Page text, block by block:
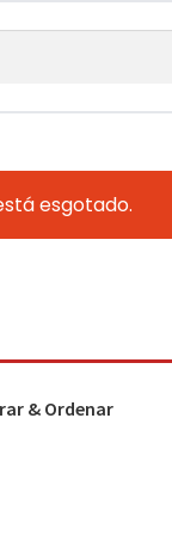
esgotado.
& Ordenar